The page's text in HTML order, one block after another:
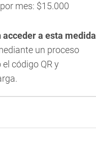
mes: $15.000
acceder a esta medida
un proceso
código QR y